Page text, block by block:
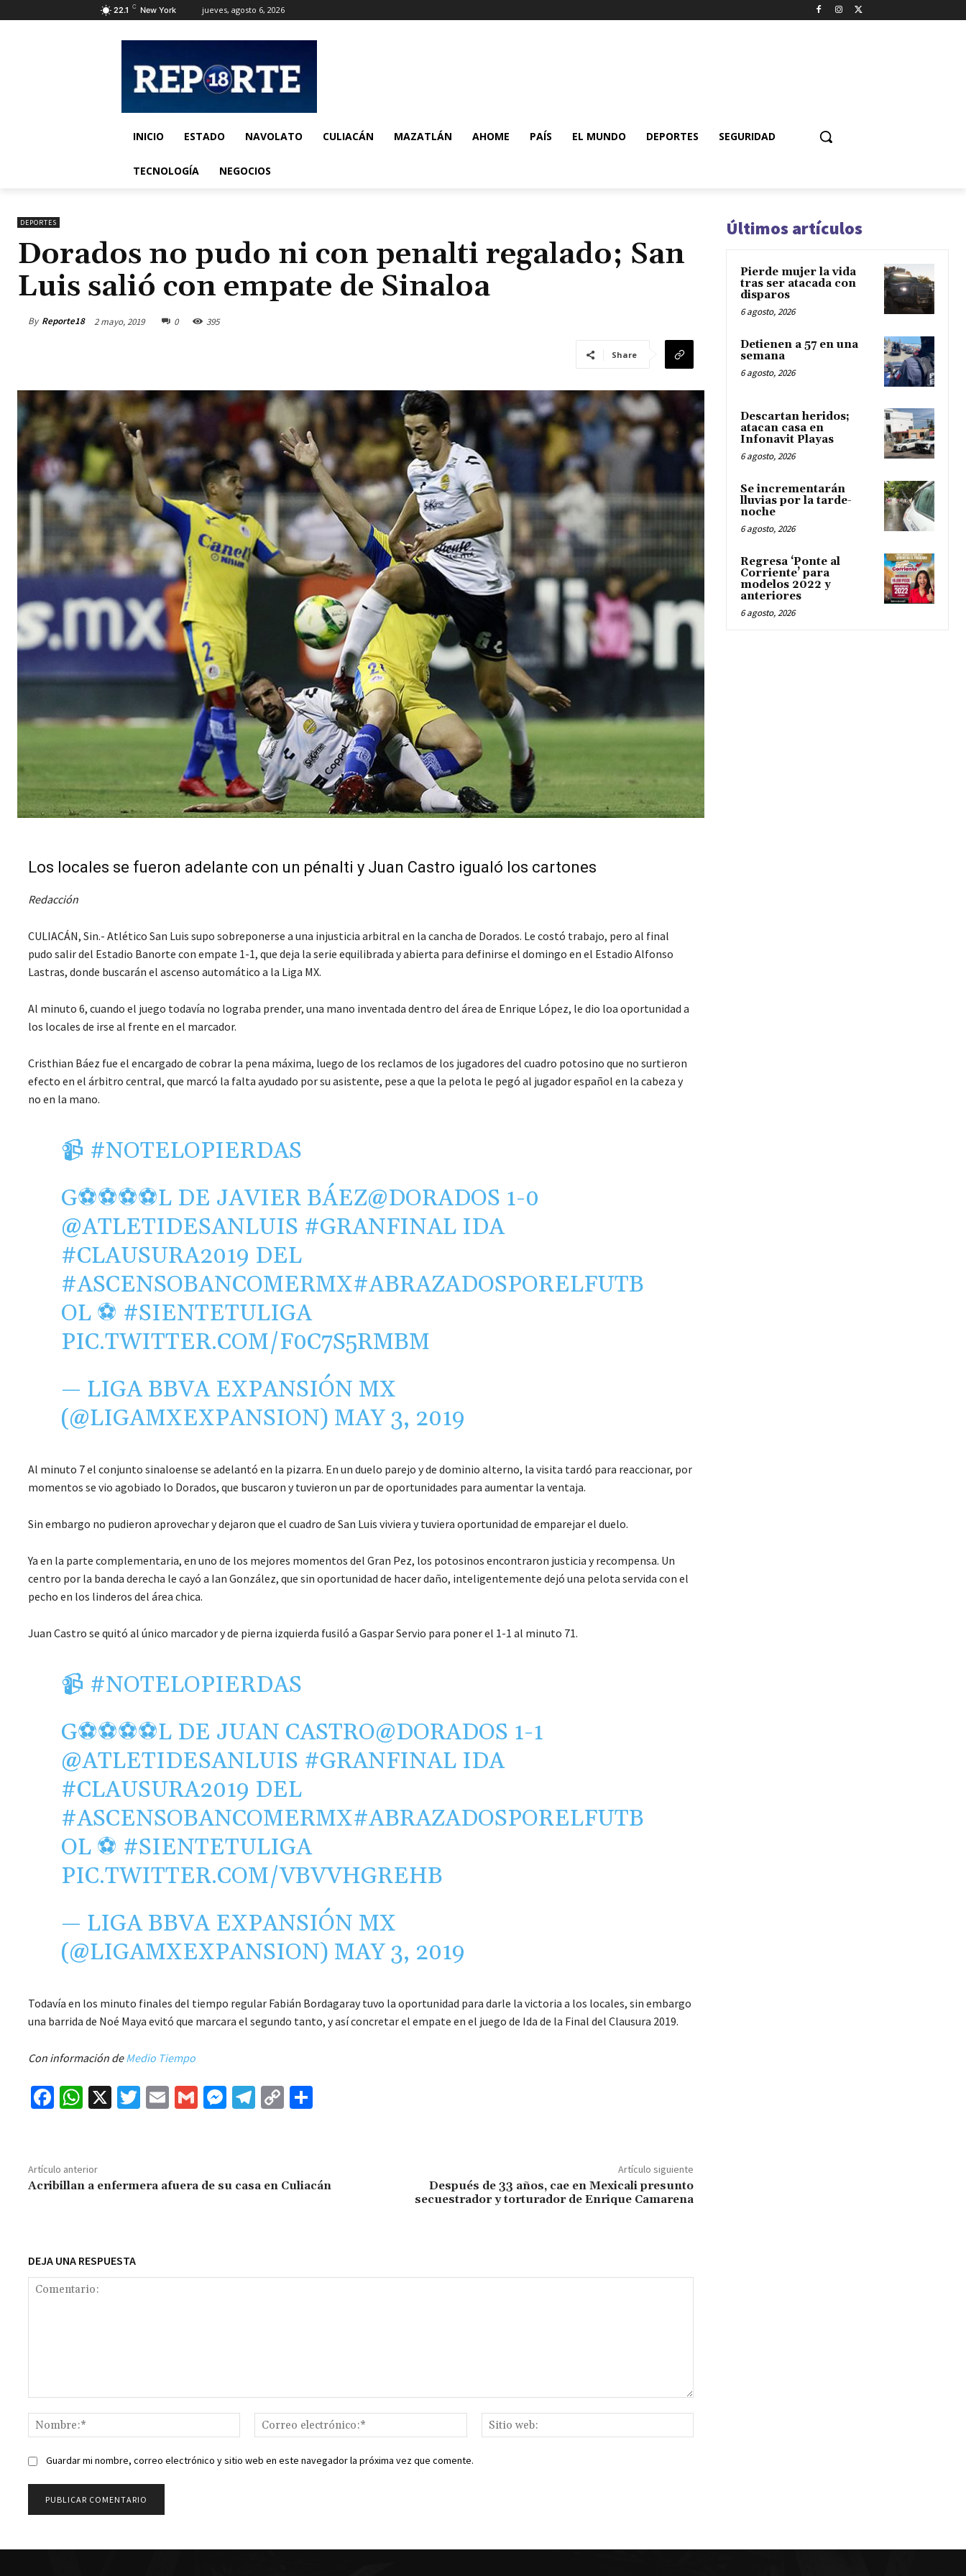
22.1 C New York jueves, agosto 6, 2026
INICIO ESTADO NAVOLATO CULIACÁN MAZATLÁN AHOME PAÍS EL MUNDO DEPORTES SEGURIDAD
TECNOLOGÍA NEGOCIOS
DEPORTES
Dorados no pudo ni con penalti regalado; San
Luis salió con empate de Sinaloa
By Reporte18 2 mayo, 2019 0 395
Share
Los locales se fueron adelante con un pénalti y Juan Castro igualó los cartones
Redacción
CULIACÁN, Sin.- Atlético San Luis supo sobreponerse a una injusticia arbitral en la cancha de Dorados. Le costó trabajo, pero al final
pudo salir del Estadio Banorte con empate 1-1, que deja la serie equilibrada y abierta para definirse el domingo en el Estadio Alfonso
Lastras, donde buscarán el ascenso automático a la Liga MX.
Al minuto 6, cuando el juego todavía no lograba prender, una mano inventada dentro del área de Enrique López, le dio loa oportunidad a
los locales de irse al frente en el marcador.
Cristhian Báez fue el encargado de cobrar la pena máxima, luego de los reclamos de los jugadores del cuadro potosino que no surtieron
efecto en el árbitro central, que marcó la falta ayudado por su asistente, pese a que la pelota le pegó al jugador español en la cabeza y
no en la mano.
📹 #NOTELOPIERDAS
G⚽️⚽️⚽️⚽️L DE JAVIER BÁEZ@DORADOS 1-0
@ATLETIDESANLUIS #GRANFINAL IDA
#CLAUSURA2019 DEL
#ASCENSOBANCOMERMX#ABRAZADOSPORELFUTB
OL ⚽ #SIENTETULIGA
PIC.TWITTER.COM/F0C7S5RMBM
— LIGA BBVA EXPANSIÓN MX
(@LIGAMXEXPANSION) MAY 3, 2019
Al minuto 7 el conjunto sinaloense se adelantó en la pizarra. En un duelo parejo y de dominio alterno, la visita tardó para reaccionar, por
momentos se vio agobiado lo Dorados, que buscaron y tuvieron un par de oportunidades para aumentar la ventaja.
Sin embargo no pudieron aprovechar y dejaron que el cuadro de San Luis viviera y tuviera oportunidad de emparejar el duelo.
Ya en la parte complementaria, en uno de los mejores momentos del Gran Pez, los potosinos encontraron justicia y recompensa. Un
centro por la banda derecha le cayó a Ian González, que sin oportunidad de hacer daño, inteligentemente dejó una pelota servida con el
pecho en los linderos del área chica.
Juan Castro se quitó al único marcador y de pierna izquierda fusiló a Gaspar Servio para poner el 1-1 al minuto 71.
📹 #NOTELOPIERDAS
G⚽️⚽️⚽️⚽️L DE JUAN CASTRO@DORADOS 1-1
@ATLETIDESANLUIS #GRANFINAL IDA
#CLAUSURA2019 DEL
#ASCENSOBANCOMERMX#ABRAZADOSPORELFUTB
OL ⚽ #SIENTETULIGA
PIC.TWITTER.COM/VBVVHGREHB
— LIGA BBVA EXPANSIÓN MX
(@LIGAMXEXPANSION) MAY 3, 2019
Todavía en los minuto finales del tiempo regular Fabián Bordagaray tuvo la oportunidad para darle la victoria a los locales, sin embargo
una barrida de Noé Maya evitó que marcara el segundo tanto, y así concretar el empate en el juego de Ida de la Final del Clausura 2019.
Con información deMedio Tiempo
Fa
o
o
W
sA
p
X
T
E
G
M
ge
Te
m
C
Li ar
Artículo anterior
Acribillan a enfermera afuera de su casa en Culiacán
Artículo siguiente
Después de 33 años, cae en Mexicali presunto
secuestrador y torturador de Enrique Camarena
DEJA UNA RESPUESTA
Nombre:*
Correo
electrónico:*
web:
Guardar mi nombre, correo electrónico y sitio web en este navegador la próxima vez que comente.
Últimos artículos
Pierde mujer la vida
tras ser atacada con
disparos
6 agosto, 2026
Detienen a 57 en una
semana
6 agosto, 2026
Descartan heridos;
atacan casa en
Infonavit Playas
6 agosto, 2026
Se incrementarán
lluvias por la tarde-
noche
6 agosto, 2026
Regresa ‘Ponte al
Corriente’ para
modelos 2022 y
anteriores
6 agosto, 2026